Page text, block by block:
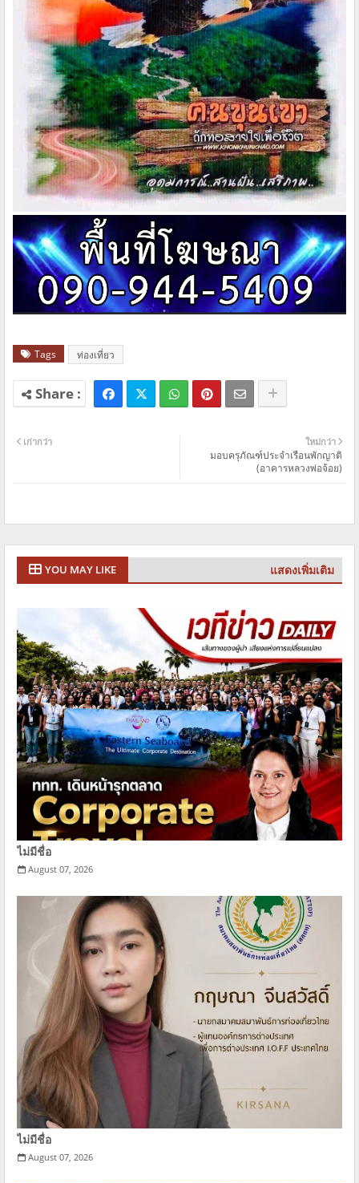
Tags ท่องเที่ยว
ใหม่กว่า
มอบครุภัณฑ์ประจำเรือนพักญาติ
(อาคารหลวงพ่อจ้อย)
เก่ากว่า
YOU MAY LIKE แสดงเพิ่มเติม
ไม่มีชื่อ
August 07, 2026
ไม่มีชื่อ
August 07, 2026